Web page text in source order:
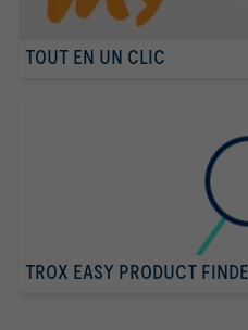
TOUT EN UN CLIC
TROX EASY PRODUCT